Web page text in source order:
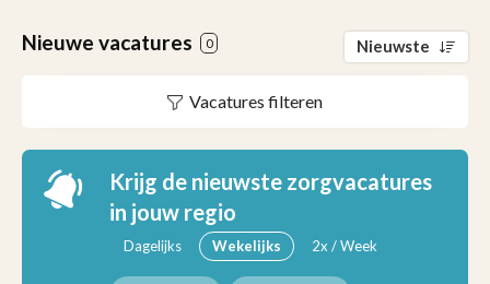
Nieuwe vacatures 0 Nieuwste
Vacatures filteren
Krijg de nieuwste zorgvacatures
in jouw regio
Dagelijks Wekelijks 2x / Week